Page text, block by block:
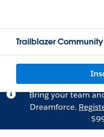
Trailblazer Community
Bring your team
Dreamforce.